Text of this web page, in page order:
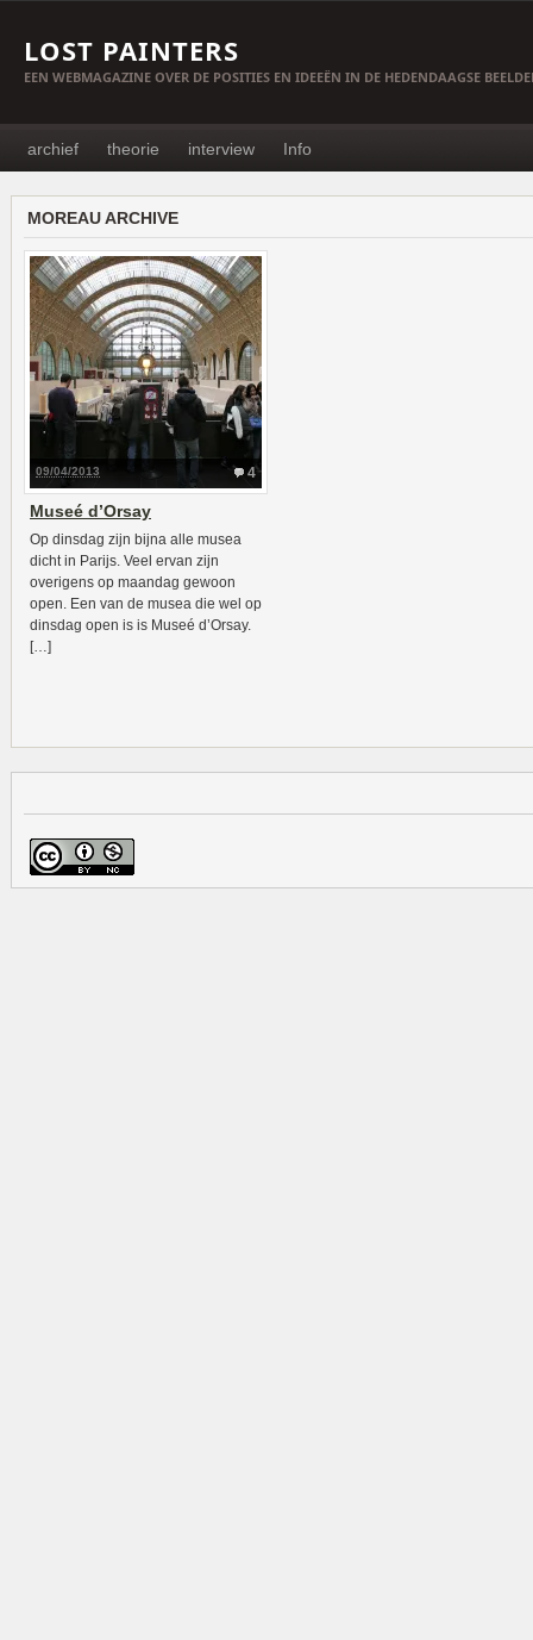
LOST PAINTERS
EEN WEBMAGAZINE OVER DE POSITIES EN IDEEËN IN DE HEDENDAAGSE
archief theorie interview Info
MOREAU ARCHIVE
4
09/04/2013
Museé d’Orsay
Op dinsdag zijn bijna alle musea
dicht in Parijs. Veel ervan zijn
overigens op maandag gewoon
open. Een van de musea die wel op
dinsdag open is is Museé d’Orsay.
[…]